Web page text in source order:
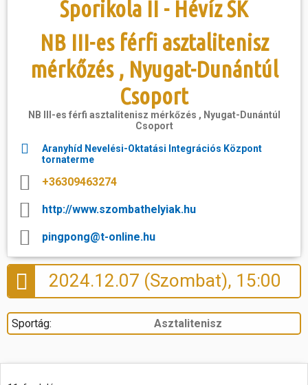
Sporikola II - Hévíz SK
NB III-es férfi asztalitenisz
mérkőzés , Nyugat-Dunántúl
Csoport
NB III-es férfi asztalitenisz mérkőzés , Nyugat-Dunántúl
Csoport
Aranyhíd Nevelési-Oktatási Integrációs Központ
tornaterme
+36309463274
http://www.szombathelyiak.hu
pingpong@t-online.hu
2024.12.07 (Szombat), 15:00
Sportág: Asztalitenisz